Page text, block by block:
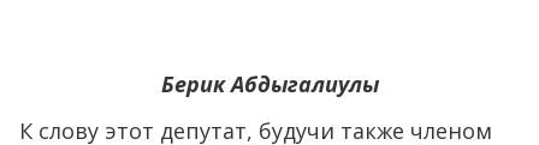
Берик Абдыгалиулы
К слову этот депутат, будучи также членом